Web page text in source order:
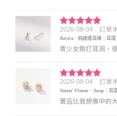
評分5滿
分 5
2026-08-04 訂單
Aurora．純銀養耳棒｜耳
青少女剛打耳洞，
評分5 滿
分 5
2026-08-04 訂單
Venus' Flower．2way｜耳
實品比我想像中的